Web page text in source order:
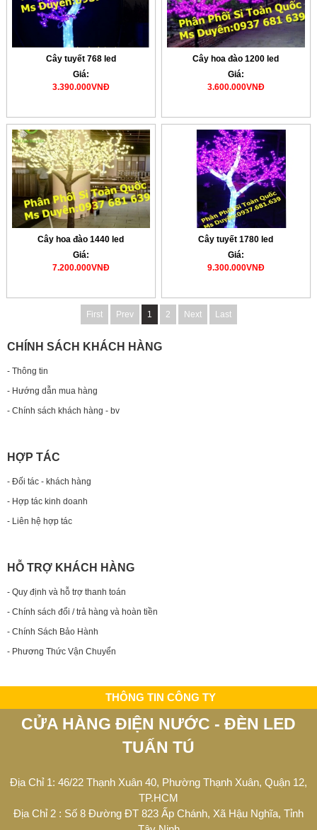
Cây tuyết 768 led
Giá:
3.390.000VNĐ
Cây hoa đào 1200 led
Giá:
3.600.000VNĐ
Cây hoa đào 1440 led
Giá:
7.200.000VNĐ
Cây tuyết 1780 led
Giá:
9.300.000VNĐ
First Prev 1 2 Next Last
CHÍNH SÁCH KHÁCH HÀNG
- Thông tin
- Hướng dẫn mua hàng
- Chính sách khách hàng - bv
HỢP TÁC
- Đối tác - khách hàng
- Hợp tác kinh doanh
- Liên hệ hợp tác
HỖ TRỢ KHÁCH HÀNG
- Quy định và hỗ trợ thanh toán
- Chính sách đổi / trả hàng và hoàn tiền
- Chính Sách Bảo Hành
- Phương Thức Vận Chuyển
THÔNG TIN CÔNG TY
CỬA HÀNG ĐIỆN NƯỚC - ĐÈN LED
TUẤN TÚ
Địa Chỉ 1: 46/22 Thạnh Xuân 40, Phường Thạnh Xuân, Quận 12,
TP.HCM
Địa Chỉ 2 : Số 8 Đường ĐT 823 Ấp Chánh, Xã Hậu Nghĩa, Tỉnh